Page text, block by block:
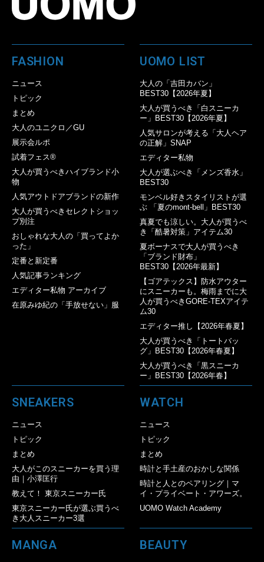
FASHION
ニュース
トピック
まとめ
大人のユニクロ／GU
展示会ルポ
試着フェス®︎
大人が買うべきハイブランド小
物
人気アウトドアブランドの新作
大人が買うべきセレクトショッ
プ別注
おしゃれな大人の「買ってよか
った」
定番と新定番
人気記事ランキング
エディター私物 アーカイブ
在原みゆ紀の「手放せない」服
UOMO LIST
大人の「吉田カバン」
BEST30【2026年夏】
大人が買うべき「白スニーカ
ー」BEST30【2026年夏】
人気サロンが考える「大人ヘア
の正解」SNAP
エディター私物
大人が選ぶべき「メンズ香水」
BEST30
モンベル好きスタイリストが選
ぶ 「夏のmont-bell」BEST30
真夏でも涼しい。大人が買うべ
き「酷暑対策」アイテム30
夏ボーナスで大人が買うべき
「ブランド財布」
BEST30【2026年最新】
【ゴアテックス】防水アウター
にスニーカーも。梅雨までに大
人が買うべきGORE-TEXアイテ
ム30
エディター推し【2026年春夏】
大人が買うべき「トートバッ
グ」BEST30【2026年春夏】
大人が買うべき「黒スニーカ
ー」BEST30【2026年春】
SNEAKERS
ニュース
トピック
まとめ
大人がこのスニーカーを買う理
由｜小澤匡行
教えて！ 東京スニーカー氏
東京スニーカー氏が選ぶ買うべ
き大人スニーカー3選
WATCH
ニュース
トピック
まとめ
時計と手土産のおかしな関係
時計と人とのペアリング｜マ
イ・プライベート・アワーズ。
UOMO Watch Academy
MANGA BEAUTY